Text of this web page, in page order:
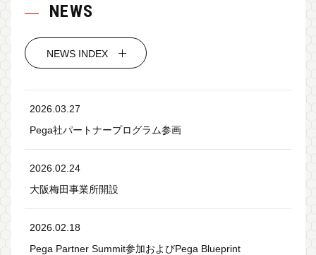
NEWS
NEWS INDEX
2026.03.27
Pega社パートナープログラム参画
2026.02.24
大阪梅田事業所開設
2026.02.18
Pega Partner Summit参加およびPega Blueprint